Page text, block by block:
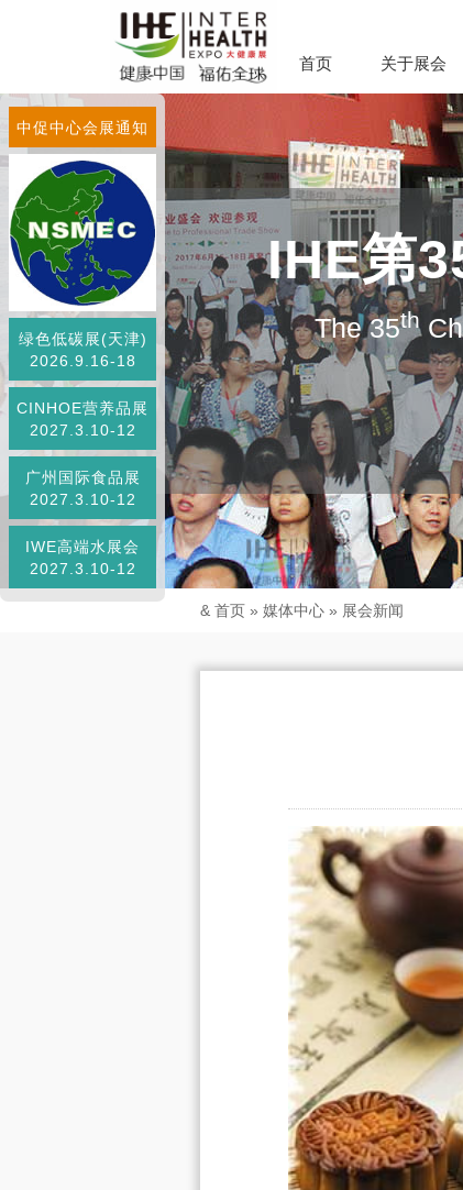
首页 关于展会
IHE第
The 35th
中促中心会展通知
绿色低碳展(天津)
2026.9.16-18
CINHOE营养品展
2027.3.10-12
广州国际食品展
2027.3.10-12
IWE高端水展会
2027.3.10-12
& 首页 » 媒体中心 » 展会新闻